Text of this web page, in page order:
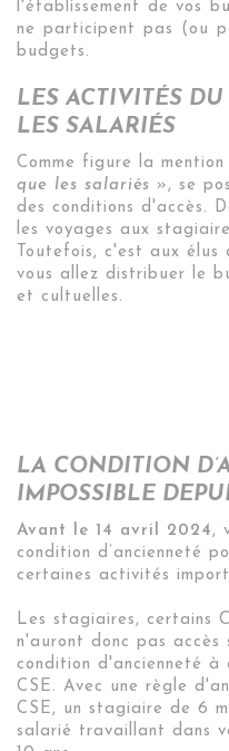
l'établissement de vos
ne participent pas (ou
budgets.
LES ACTIVITÉS
LES SALARIÉS
Comme figure la mention
que les salariés », se
des conditions d'accès.
les voyages aux
Toutefois, c'est aux élus
vous allez distribuer le
et cultuelles.
LA CONDITION
IMPOSSIBLE
Avant le 14 avril 2024,
condition d’ancienneté
certaines activités
Les stagiaires, certains
n'auront donc pas accès
condition d'ancienneté
CSE. Avec une règle
CSE, un stagiaire de 6
salarié travaillant dans